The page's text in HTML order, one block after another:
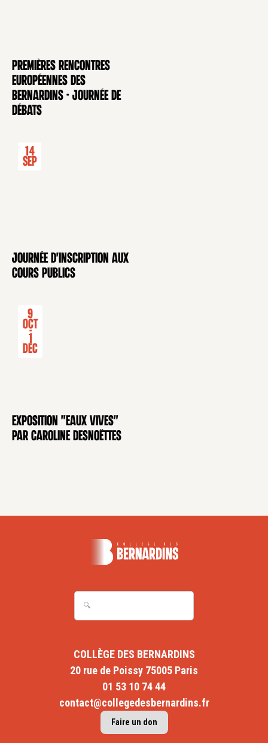
CONFÉRENCE
Premières rencontres
européennes des
Bernardins - Journée de
débats
CONFÉRENCE
14
Sep
Journée d'inscription aux
cours publics
EXPOSITION
9
Oct
-
1
Déc
Exposition "Eaux Vives"
par Caroline Desnoëttes
COLLÈGE DES BERNARDINS
20 rue de Poissy 75005 Paris
01 53 10 74 44
contact@collegedesbernardins.fr
Faire un don